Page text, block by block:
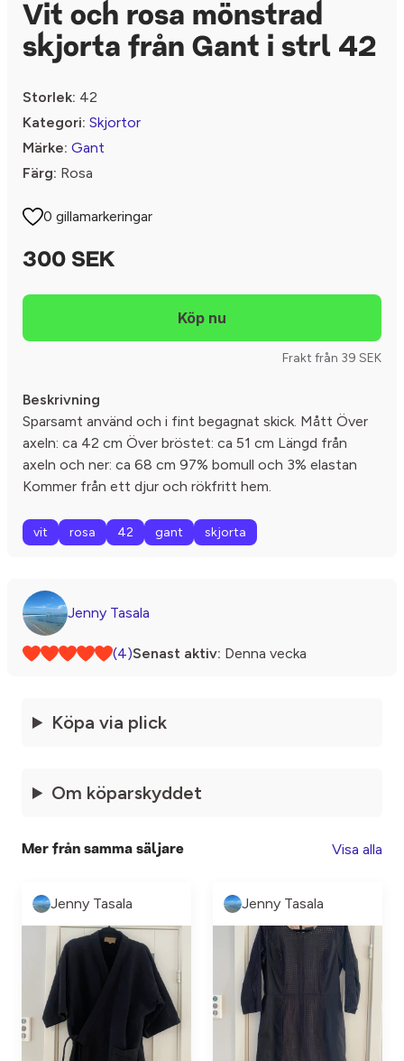
Vit och rosa mönstrad
skjorta från Gant i strl 42
Storlek: 42
Kategori: Skjortor
Märke: Gant
Färg: Rosa
0 gillamarkeringar
300 SEK
Frakt från 39 SEK
Beskrivning
Sparsamt använd och i fint begagnat skick. Mått Över
axeln: ca 42 cm Över bröstet: ca 51 cm Längd från
axeln och ner: ca 68 cm 97% bomull och 3% elastan
Kommer från ett djur och rökfritt hem.
vit rosa 42 gant skjorta
Jenny Tasala
(4)Senast aktiv: Denna vecka
Köpa via plick
Om köparskyddet
Mer från samma säljare Visa alla
Jenny Tasala Jenny Tasala